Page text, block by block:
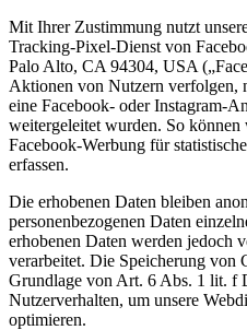
Mit Ihrer Zustimmung nutzt
Tracking-Pixel-Dienst von
Palo Alto, CA 94304, USA
Aktionen von Nutzern verfolgen,
eine Facebook- oder Instagram-
weitergeleitet wurden. So
Facebook-Werbung für
erfassen.
Die erhobenen Daten bleiben
personenbezogenen Daten
erhobenen Daten werden jedoch
verarbeitet. Die Speicherung von
Grundlage von Art. 6 Abs. 1 lit. f
Nutzerverhalten, um unsere
optimieren.